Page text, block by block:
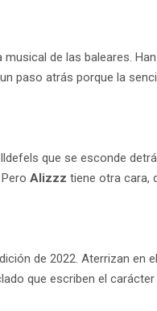
de las baleares.
paso atrás porque la
que se esconde
Alizzz tiene otra cara,
de 2022. Aterrizan en el
que escriben el